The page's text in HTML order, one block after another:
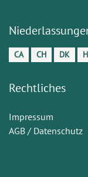
CA CH DK
Rechtliches
Impressum
AGB / Datenschutz